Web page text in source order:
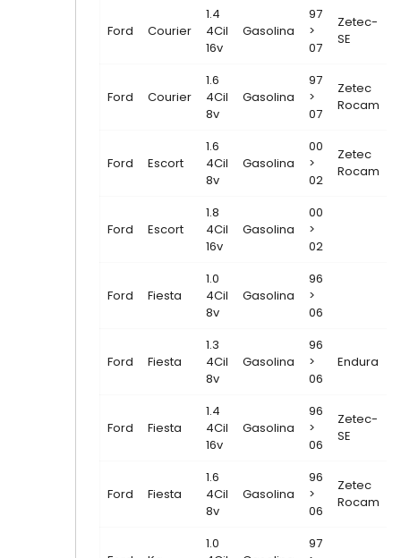
Ford Courier
1.4
4Cil
16v
Gasolina
97
>
07
Zetec-
SE
Ford Courier
1.6
4Cil
8v
Gasolina
97
>
07
Zetec
Rocam
Ford Escort
1.6
4Cil
8v
Gasolina
00
>
02
Zetec
Rocam
Ford Escort
1.8
4Cil
16v
Gasolina
00
>
02
Ford Fiesta
1.0
4Cil
8v
Gasolina
96
>
06
Ford Fiesta
1.3
4Cil
8v
Gasolina
96
>
06
Endura
Ford Fiesta
1.4
4Cil
16v
Gasolina
96
>
06
Zetec-
SE
Ford Fiesta
1.6
4Cil
8v
Gasolina
96
>
06
Zetec
Rocam
1.0
97